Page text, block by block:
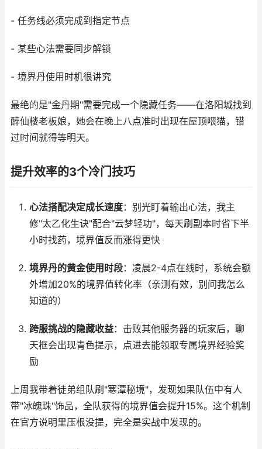
- 任务线必须完成到指定节点
- 某些心法需要同步解锁
- 境界丹使用时机很讲究
最绝的是"金丹期"需要完成一个隐藏任务——在洛阳城找到
醉仙楼老板娘，她会在晚上八点准时出现在屋顶喂猫，错
过时间就得等明天。
提升效率的3个冷门技巧
心法搭配决定成长速度：别光盯着输出心法，我主
修"太乙化生诀"配合"云梦轻功"，每天刷副本时省下半
小时找药，境界值反而涨得更快
境界丹的黄金使用时段：凌晨2-4点在线时，系统会额
外增加20%的境界值转化率（亲测有效，别问我怎么
知道的）
跨服挑战的隐藏收益：击败其他服务器的玩家后，聊
天框会出现青色提示，点进去能领取专属境界经验奖
励
上周我带着徒弟组队刷"寒潭秘境"，发现如果队伍中有人
带"冰魄珠"饰品，全队获得的境界值会提升15%。这个机制
在官方说明里压根没提，完全是实战中发现的。